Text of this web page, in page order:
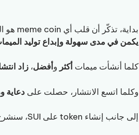
بداية، تذكّر أن قلب أي meme coin هو الميم نفسه. يبدو الأمر بديهياً، لكنه جوهري:
يكمن في مدى سهولة وإبداع توليد
كلما أنشأت ميمات أكثر وأفضل، زاد
وكلما اتسع الانتشار، حصلت على دعاية
إلى جانب إنشاء token على SUI، سنشرح لك تفاصيل جوهرية أخرى تعزّز فرص نجاح مشروعك.